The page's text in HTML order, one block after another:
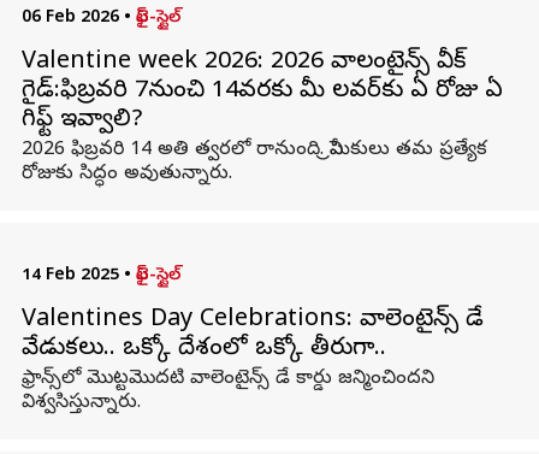
06 Feb 2026 • లైఫ్-స్టైల్
Valentine week 2026: 2026 వాలంటైన్స్ వీక్
గైడ్:ఫిబ్రవరి 7నుంచి 14వరకు మీ లవర్‌కు ఏ రోజు ఏ
గిఫ్ట్‌ ఇవ్వాలి?
2026 ఫిబ్రవరి 14 అతి త్వరలో రానుంది. ప్రేమికులు తమ ప్రత్యేక
రోజుకు సిద్ధం అవుతున్నారు.
14 Feb 2025 • లైఫ్-స్టైల్
Valentines Day Celebrations: వాలెంటైన్స్‌ డే
వేడుకలు.. ఒక్కో దేశంలో ఒక్కో తీరుగా..
ఫ్రాన్స్‌లో మొట్టమొదటి వాలెంటైన్స్‌ డే కార్డు జన్మించిందని
విశ్వసిస్తున్నారు.